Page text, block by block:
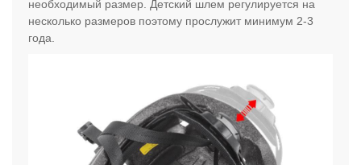
необходимый размер. Детский шлем регулируется на
несколько размеров поэтому прослужит минимум 2-3
года.